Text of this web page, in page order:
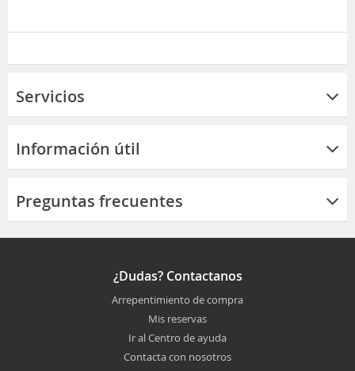
Servicios
Información útil
Preguntas frecuentes
¿Dudas? Contactanos
Arrepentimiento de compra
Mis reservas
Ir al Centro de ayuda
Contacta con nosotros